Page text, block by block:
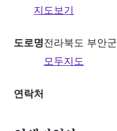
지도보기
도로명전라북도 부안
모두지도
연락처